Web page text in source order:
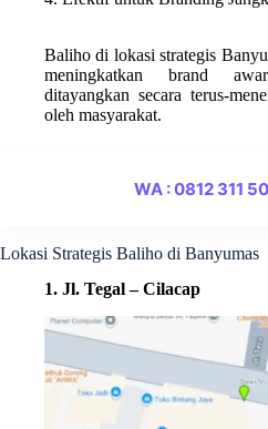
Baliho di lokasi strategis
meningkatkan brand
ditayangkan secara terus-
oleh masyarakat.
WA : 0812 311
Lokasi Strategis Baliho di Banyumas
1. Jl. Tegal – Cilacap